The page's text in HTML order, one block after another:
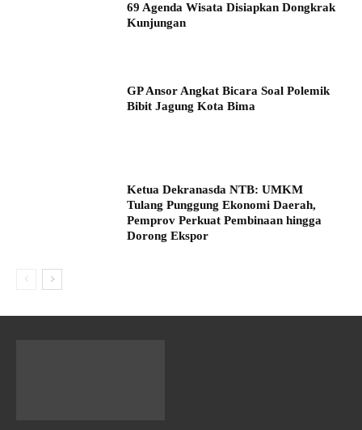
69 Agenda Wisata Disiapkan Dongkrak
Kunjungan
GP Ansor Angkat Bicara Soal Polemik
Bibit Jagung Kota Bima
Ketua Dekranasda NTB: UMKM
Tulang Punggung Ekonomi Daerah,
Pemprov Perkuat Pembinaan hingga
Dorong Ekspor